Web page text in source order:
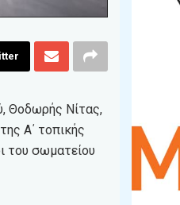
Θοδωρής Νίτας,
Α΄ τοπικής
του σωματείου